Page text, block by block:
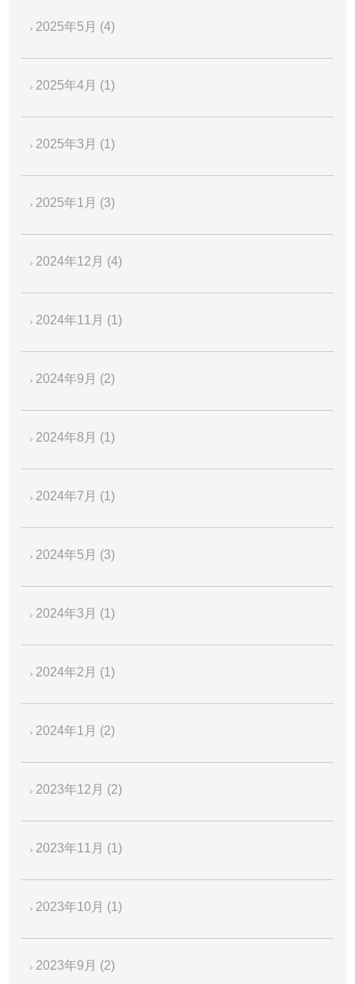
2025年5月 (4)
2025年4月 (1)
2025年3月 (1)
2025年1月 (3)
2024年12月 (4)
2024年11月 (1)
2024年9月 (2)
2024年8月 (1)
2024年7月 (1)
2024年5月 (3)
2024年3月 (1)
2024年2月 (1)
2024年1月 (2)
2023年12月 (2)
2023年11月 (1)
2023年10月 (1)
2023年9月 (2)